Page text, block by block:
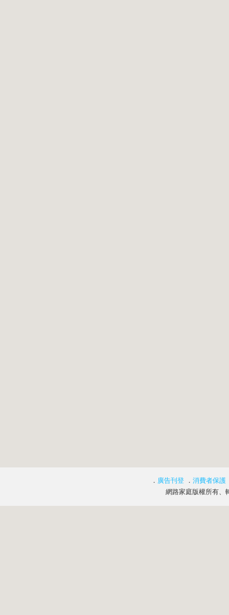
． 廣告刊登 ． 消費者保護
網路家庭版權所有、